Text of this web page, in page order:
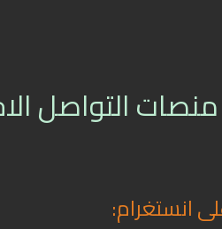
التواصل
انستغرام: